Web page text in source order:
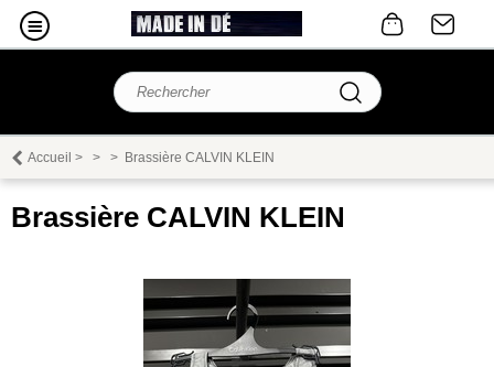
Accueil > > > Brassière CALVIN KLEIN
Brassière CALVIN KLEIN